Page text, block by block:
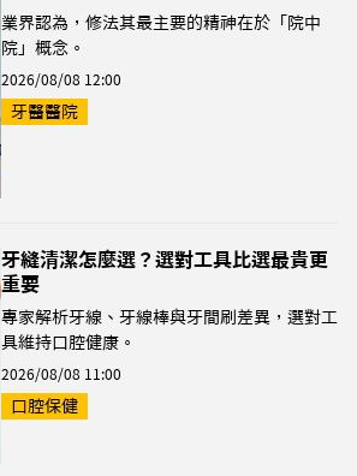
業界認為，修法其最主要的精神在於「院中
院」概念。
2026/08/08 12:00
牙醫醫院
牙縫清潔怎麼選？選對工具比選最貴更
重要
專家解析牙線、牙線棒與牙間刷差異，選對工
具維持口腔健康。
2026/08/08 11:00
口腔保健